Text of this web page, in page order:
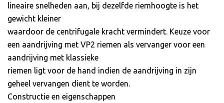
lineaire snelheden aan, bij dezelfde riemhoogte is het
gewicht kleiner
waardoor de centrifugale kracht vermindert. Keuze voor
een aandrijving met VP2 riemen als vervanger voor een
aandrijving met klassieke
riemen ligt voor de hand indien de aandrijving in zijn
geheel vervangen dient te worden.
Constructie en eigenschappen